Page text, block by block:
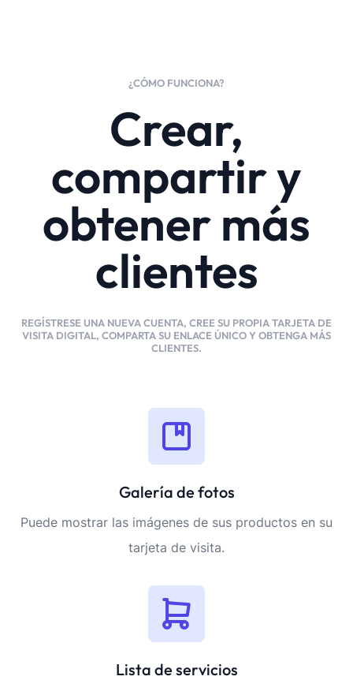
¿CÓMO FUNCIONA?
Crear,
compartir y
obtener más
clientes
REGÍSTRESE UNA NUEVA CUENTA, CREE SU PROPIA TARJETA DE
VISITA DIGITAL, COMPARTA SU ENLACE ÚNICO Y OBTENGA MÁS
CLIENTES.
Galería de fotos
Puede mostrar las imágenes de sus productos en su
tarjeta de visita.
Lista de servicios